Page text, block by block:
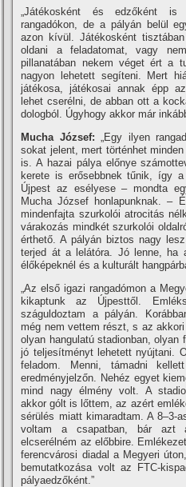
„Játékosként és edzőként is
rangadókon, de a pályán belül
azon kí­vül. Játékosként
oldani a feladatomat, vagy
pillanatában nekem véget ért a
nagyon lehetett segí­teni. Mert
játékosa, játékosai annak épp
lehet cserélni, de abban ott a
dologból. Úgyhogy akkor már
Mucha József: „Egy ilyen
sokat jelent, mert történhet
is. A hazai pálya előnye
kerete is erősebbnek tűnik, í­gy
Újpest az esélyese – mondta
Mucha József honlapunknak. –
mindenfajta szurkolói atrocitás
várakozás mindkét szurkolói
érthető. A pályán biztos nagy
terjed át a lelátóra. Jó lenne, ha
élőképeknél és a kulturált
„Az első igazi rangadómon a
kikaptunk az Újpesttől.
száguldoztam a pályán.
még nem vettem részt, s az
olyan hangulatú stadionban,
jó teljesí­tményt lehetett nyújtani.
feladom. Menni, támadni
eredményjelzőn. Nehéz egyet
mind nagy élmény volt. A
akkor gólt is lőttem, az azért
sérülés miatt kimaradtam. A 8–3-
voltam a csapatban, bár azt
elcserélném az előbbire.
ferencvárosi diadal a Megyeri
bemutatkozása volt az FTC-
pályaedzőként.”